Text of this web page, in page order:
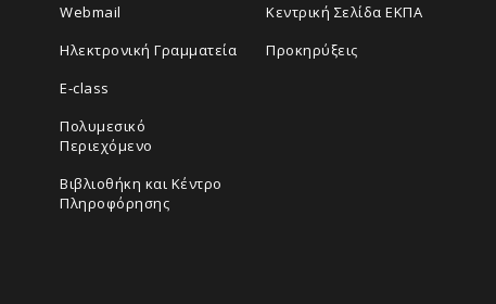
Webmail
Ηλεκτρονική Γραμματεία
E-class
Πολυμεσικό
Περιεχόμενο
Βιβλιοθήκη και Κέντρο
Πληροφόρησης
Κεντρική Σελίδα ΕΚΠΑ
Προκηρύξεις